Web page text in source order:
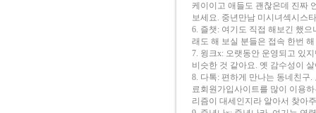
케이이고 애들도 괜찮은데 진짜
보세요. 중년만남 미시녀섹시스
6. 즐챗: 여기도 직접 해보긴 했
래도 해 보실 분들은 접속 한번
7. 윙크x: 오랫동안 운영되고 있
비슷한 것 같아요. 옛 감수성이
8. 다톡: 편하게 만나는 동네친구
료회원가입사이트를 많이 이용
리즘이 대세인지라 알아서 찾아